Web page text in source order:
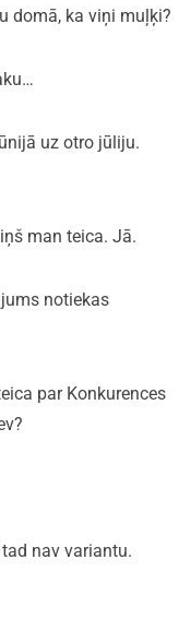
domā, ka viņi muļķi?
uz otro jūliju.
man teica. Jā.
notiekas
par Konkurences
nav variantu.